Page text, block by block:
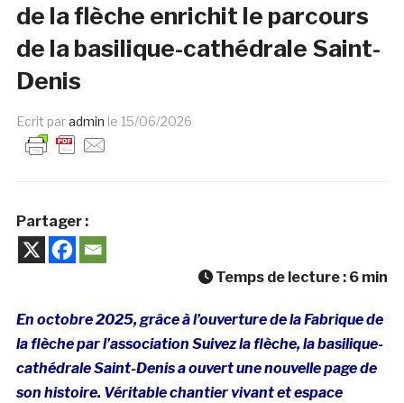
de la flèche enrichit le parcours
de la basilique-cathédrale Saint-
Denis
Ecrit paradmin le 15/06/2026
Partager :
Temps de lecture : 6 min
En octobre 2025, grâce à l’ouverture de la Fabrique de
la flèche par l’association Suivez la flèche, la basilique-
cathédrale Saint-Denis a ouvert une nouvelle page de
son histoire. Véritable chantier vivant et espace